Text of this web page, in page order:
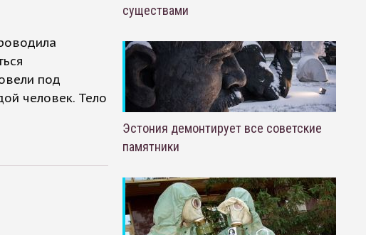
под
человек. Тело
существами
Эстония демонтирует все советские
памятники